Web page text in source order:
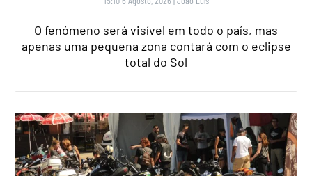
O fenómeno será visível em todo o país, mas
apenas uma pequena zona contará com o eclipse
total do Sol